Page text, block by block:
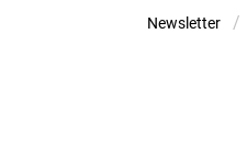
Newsletter /